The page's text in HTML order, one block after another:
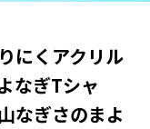
にくアクリル
なぎTシャ
なぎさのまよ